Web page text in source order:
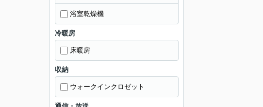
浴室乾燥機
冷暖房
床暖房
収納
ウォークインクロゼット